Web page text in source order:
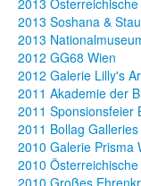
2013
2013 Soshana &
2013
2012 GG68 Wien
2012 Galerie Lilly's
2011 Akademie der
2011 Sponsionsfeier
2011 Bollag
2010 Galerie Prisma
2010